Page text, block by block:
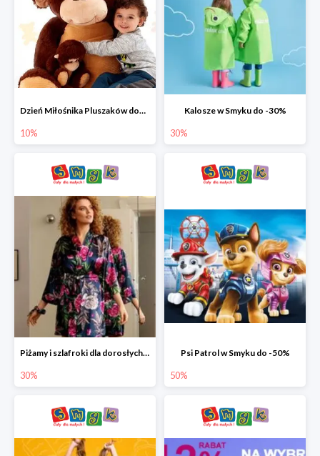
Dzień Miłośnika Pluszaków dodatkowy rabat -10%
10%
Kalosze w Smyku do -30%
30%
Piżamy i szlafroki dla dorosłych w Smyku do -30%
30%
Psi Patrol w Smyku do -50%
50%